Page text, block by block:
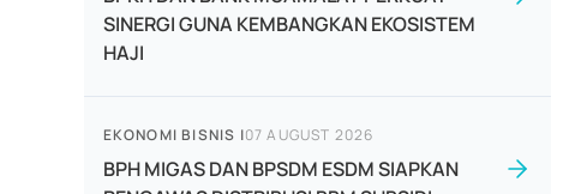
SINERGI GUNA KEMBANGKAN EKOSISTEM
HAJI
EKONOMI BISNIS |07 AUGUST 2026
BPH MIGAS DAN BPSDM ESDM SIAPKAN